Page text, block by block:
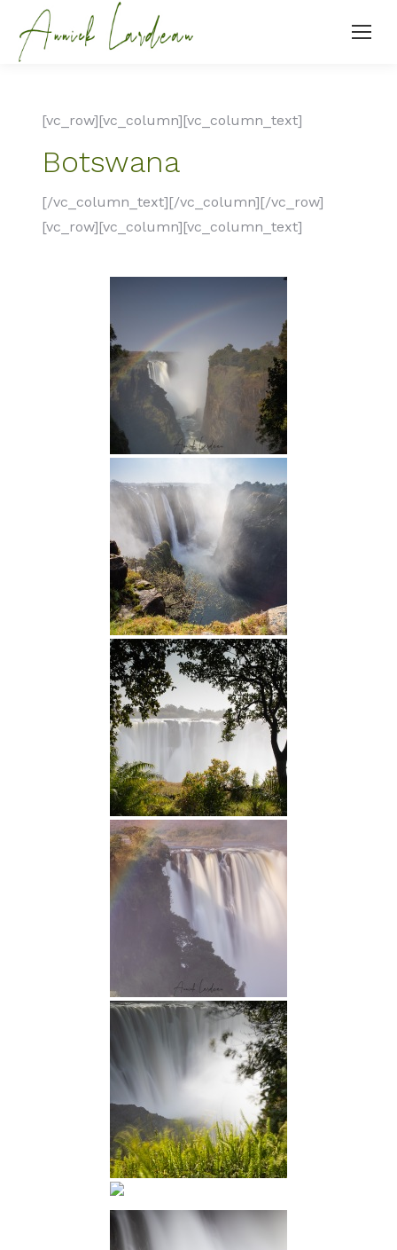
[vc_row][vc_column][vc_column_text]
Botswana
[/vc_column_text][/vc_column][/vc_row]
[vc_row][vc_column][vc_column_text]